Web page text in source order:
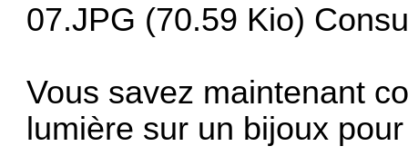
07.JPG (70.59 Kio)
Vous savez maintenant
lumière sur un bijoux